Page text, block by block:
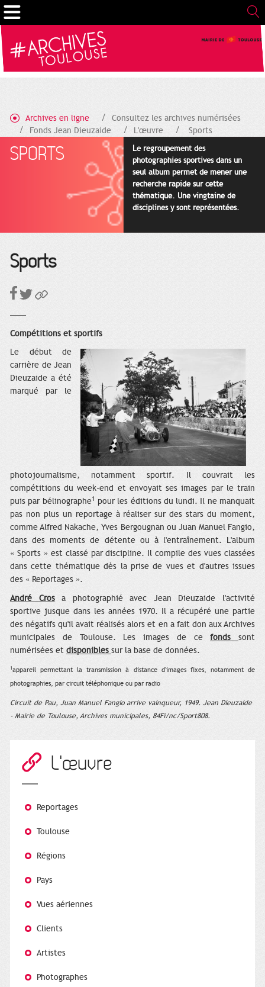
Archives en ligne
Consultez les archives numérisées
Fonds Jean Dieuzaide
L'œuvre Sports
SPORTS
Le regroupement des
photographies sportives dans un
seul album permet de mener une
recherche rapide sur cette
thématique. Une vingtaine de
disciplines y sont représentées.
Sports
Compétitions et sportifs
Le début de
carrière de Jean
Dieuzaide a été
marqué par le
photojournalisme, notamment sportif. Il couvrait les
compétitions du week-end et envoyait ses images par le train
puis par bélinographe1 pour les éditions du lundi. Il ne manquait
pas non plus un reportage à réaliser sur des stars du moment,
comme Alfred Nakache, Yves Bergougnan ou Juan Manuel Fangio,
dans des moments de détente ou à l'entraînement. L'album
« Sports » est classé par discipline. Ilcompile des vuesclassées
dans cette thématique dès la prise de vueset d'autres issues
des « Reportages ».
André Crosa photographié avec Jean Dieuzaide l'activité
sportive jusque dans les années 1970. Il a récupéré une partie
des négatifs qu'il avait réalisés alors et en a fait don aux Archives
municipales de Toulouse. Les images de cefonds sont
numérisées et disponibles sur la base de données.
1appareil permettant la transmission à distance d'images fixes, notamment de
photographies, par circuit téléphonique ou par radio
Circuit de Pau, Juan Manuel Fangio arrive vainqueur, 1949. Jean Dieuzaide
- Mairie de Toulouse, Archives municipales, 84Fi/nc/Sport808.
L'œuvre
Reportages
Toulouse
Régions
Pays
Vues aériennes
Clients
Artistes
Photographes
Gestion de vos préférences sur les cookies